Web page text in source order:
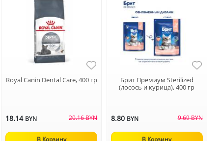
Royal Canin Dental Care, 400 гр
18.14 BYN 20.16 BYN
В Корзину
Брит Премиум Sterilized
(лосось и курица), 400 гр
8.80 BYN 9.69 BYN
В Корзину